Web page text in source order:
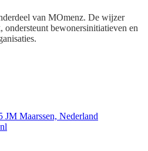
van MOmenz. De wijzer
bewonersinitiatieven en
JM Maarssen, Nederland